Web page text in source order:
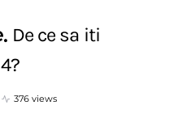
De ce sa iti
376 views